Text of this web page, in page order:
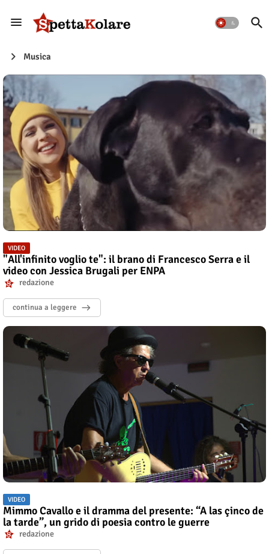
Musica
VIDEO
"All'infinito voglio te": il brano di Francesco Serra e il
video con Jessica Brugali per ENPA
redazione
continua a leggere
VIDEO
Mimmo Cavallo e il dramma del presente: “A las çinco de
la tarde”, un grido di poesia contro le guerre
redazione